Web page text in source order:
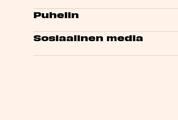
Puhelin
Sosiaalinen media